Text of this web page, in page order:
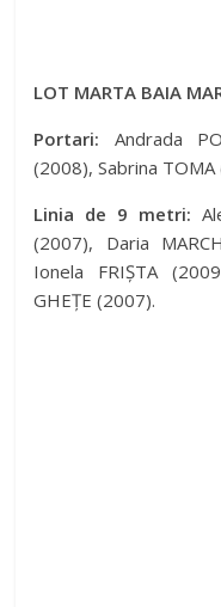
LOT MARTA BAIA
Portari: Andrada
(2008), Sabrina TOMA
Linia de 9 metri:
(2007), Daria
Ionela FRIȘTA
GHEȚE (2007).